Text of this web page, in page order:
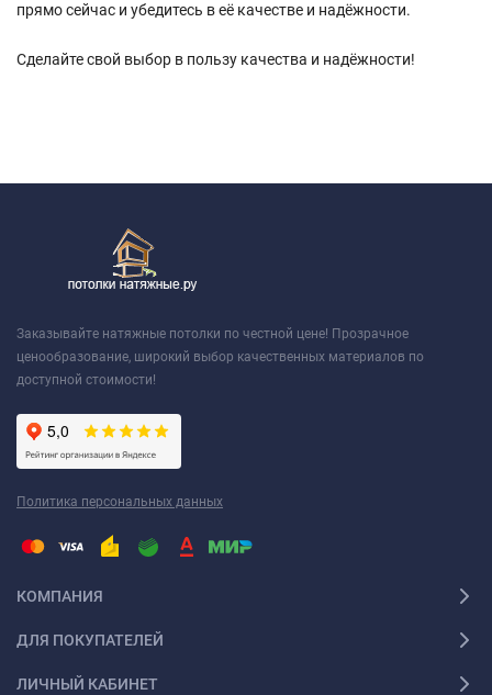
прямо сейчас и убедитесь в её качестве и надёжности.
Сделайте свой выбор в пользу качества и надёжности!
Заказывайте натяжные потолки по честной цене! Прозрачное
ценообразование, широкий выбор качественных материалов по
доступной стоимости!
Политика персональных данных
КОМПАНИЯ
ДЛЯ ПОКУПАТЕЛЕЙ
ЛИЧНЫЙ КАБИНЕТ